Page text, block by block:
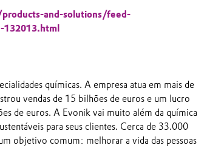
and-solutions/feed-
químicas. A empresa atua em mais de
vendas de 15 bilhões de euros e um lucro
de euros. A Evonik vai muito além da química
para seus clientes. Cerca de 33.000
objetivo comum: melhorar a vida das pessoas